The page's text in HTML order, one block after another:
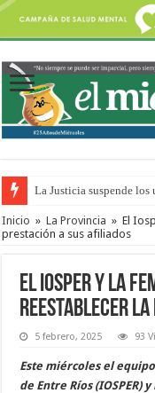
La Justicia suspende los
Se presentará la obra
Inicio » La Provincia » El
prestación a sus afiliados
El Iosper y la
reestablecer la
5 febrero, 2025 93
Este miércoles el
de Entre Ríos (IOSPER)